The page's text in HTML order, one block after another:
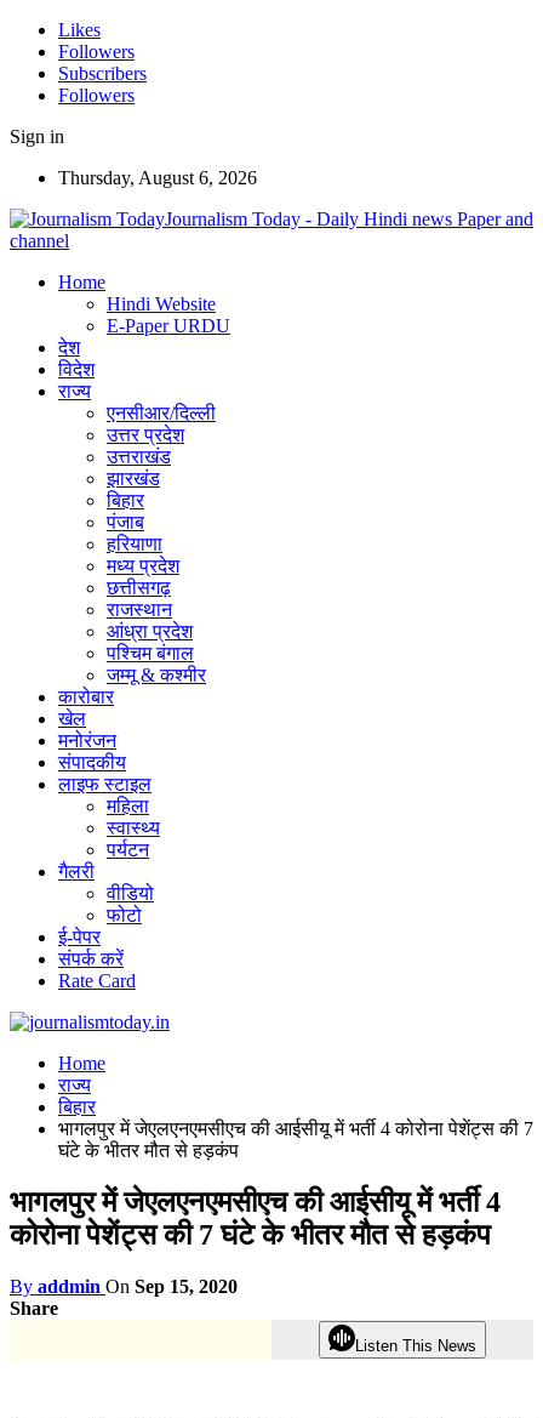
Likes
Followers
Subscribers
Followers
Sign in
Thursday, August 6, 2026
Journalism Today - Daily Hindi news Paper and
channel
Home
Hindi Website
E-Paper URDU
देश
विदेश
राज्य
एनसीआर/दिल्ली
उत्तर प्रदेश
उत्तराखंड
झारखंड
बिहार
पंजाब
हरियाणा
मध्य प्रदेश
छत्तीसगढ़
राजस्थान
आंध्रा प्रदेश
पश्चिम बंगाल
जम्मू & कश्मीर
कारोबार
खेल
मनोरंजन
संपादकीय
लाइफ स्टाइल
महिला
स्वास्थ्य
पर्यटन
गैलरी
वीडियो
फोटो
ई-पेपर
संपर्क करें
Rate Card
Home
राज्य
बिहार
भागलपुर में जेएलएनएमसीएच की आईसीयू में भर्ती 4 कोरोना पेशेंट्स की 7
घंटे के भीतर मौत से हड़कंप
भागलपुर में जेएलएनएमसीएच की आईसीयू में भर्ती 4
कोरोना पेशेंट्स की 7 घंटे के भीतर मौत से हड़कंप
By addmin On Sep 15, 2020
Share
Listen This News